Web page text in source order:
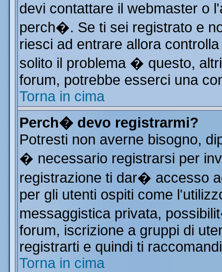
devi contattare il webmaster o
perch�. Se ti sei registrato e
riesci ad entrare allora
solito il problema � questo,
forum, potrebbe esserci una
Torna in cima
Perch� devo registrarmi?
Potresti non averne bisogno,
� necessario registrarsi per
registrazione ti dar� accesso
per gli utenti ospiti come
messaggistica privata,
forum, iscrizione a gruppi di
registrarti e quindi ti
Torna in cima